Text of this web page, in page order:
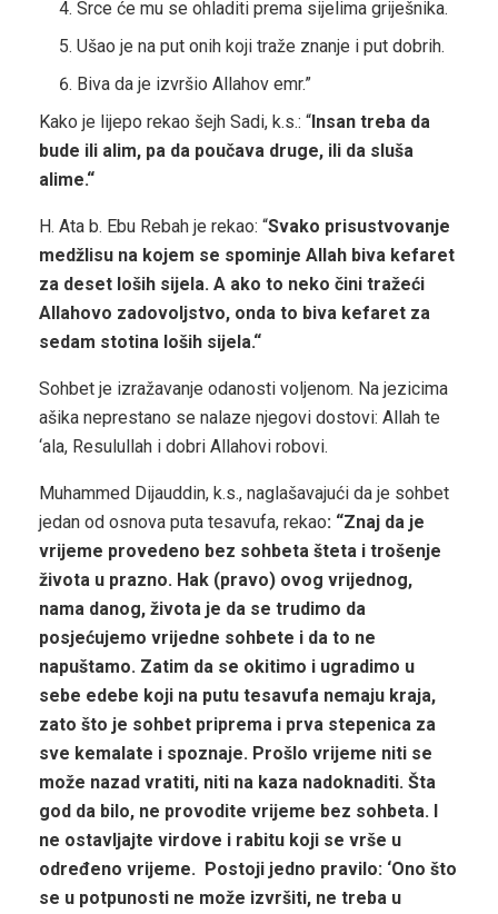
Srce će mu se ohladiti prema sijelima griješnika.
Ušao je na put onih koji traže znanje i put dobrih.
Biva da je izvršio Allahov emr.”
Kako je lijepo rekao šejh Sadi, k.s.: “Insan treba da
bude ili alim, pa da poučava druge, ili da sluša
alime.“
H. Ata b. Ebu Rebah je rekao: “Svako prisustvovanje
medžlisu na kojem se spominje Allah biva kefaret
za deset loših sijela. A ako to neko čini tražeći
Allahovo zadovoljstvo, onda to biva kefaret za
sedam stotina loših sijela.“
Sohbet je izražavanje odanosti voljenom. Na jezicima
ašika neprestano se nalaze njegovi dostovi: Allah te
‘ala, Resulullah i dobri Allahovi robovi.
Muhammed Dijauddin, k.s., naglašavajući da je sohbet
jedan od osnova puta tesavufa, rekao: “Znaj da je
vrijeme provedeno bez sohbeta šteta i trošenje
života u prazno. Hak (pravo) ovog vrijednog,
nama danog, života je da se trudimo da
posjećujemo vrijedne sohbete i da to ne
napuštamo. Zatim da se okitimo i ugradimo u
sebe edebe koji na putu tesavufa nemaju kraja,
zato što je sohbet priprema i prva stepenica za
sve kemalate i spoznaje. Prošlo vrijeme niti se
može nazad vratiti, niti na kaza nadoknaditi. Šta
god da bilo, ne provodite vrijeme bez sohbeta. I
ne ostavljajte virdove i rabitu koji se vrše u
određeno vrijeme. Postoji jedno pravilo: ‘Ono što
se u potpunosti ne može izvršiti, ne treba u